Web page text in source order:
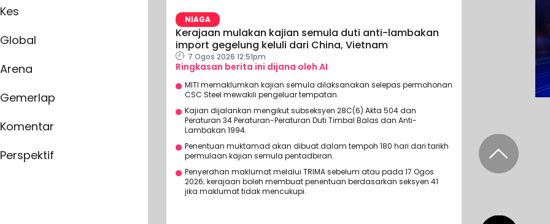
Kes
Global
Arena
Gemerlap
Komentar
Perspektif
NIAGA
Kerajaan mulakan kajian semula duti anti-lambakan
import gegelung keluli dari China, Vietnam
7 Ogos 2026 12:51pm
Ringkasan berita ini dijana oleh AI
MITI memaklumkan kajian semula dilaksanakan selepas permohonan
CSC Steel mewakili pengeluar tempatan.
Kajian dijalankan mengikut subseksyen 28C(6) Akta 504 dan
Peraturan 34 Peraturan-Peraturan Duti Timbal Balas dan Anti-
Lambakan 1994.
Penentuan muktamad akan dibuat dalam tempoh 180 hari dari tarikh
permulaan kajian semula pentadbiran.
Penyerahan maklumat melalui TRIMA sebelum atau pada 17 Ogos
2026; kerajaan boleh membuat penentuan berdasarkan seksyen 41
jika maklumat tidak mencukupi.